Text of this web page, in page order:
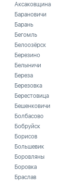
Аксаковщина
Барановичи
Барань
Бегомль
Белоозёрск
Березино
Белыничи
Береза
Березовка
Берестовица
Бешенковичи
Болбасово
Бобруйск
Борисов
Большевик
Боровляны
Боровка
Браслав